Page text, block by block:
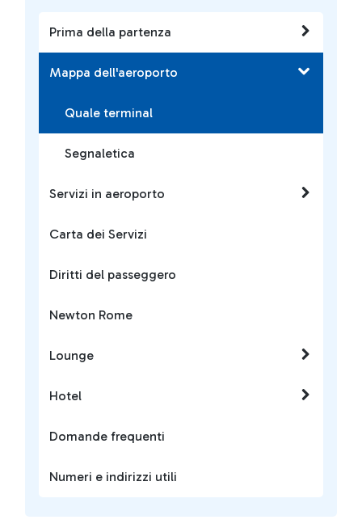
Prima della partenza
Mappa dell'aeroporto
Quale terminal
Segnaletica
Servizi in aeroporto
Carta dei Servizi
Diritti del passeggero
Newton Rome
Lounge
Hotel
Domande frequenti
Numeri e indirizzi utili